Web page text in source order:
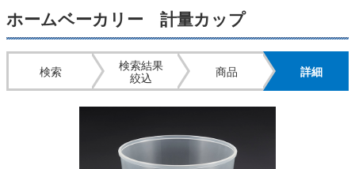
ホームベーカリー 計量カップ
検索
検索結果
絞込
商品 詳細